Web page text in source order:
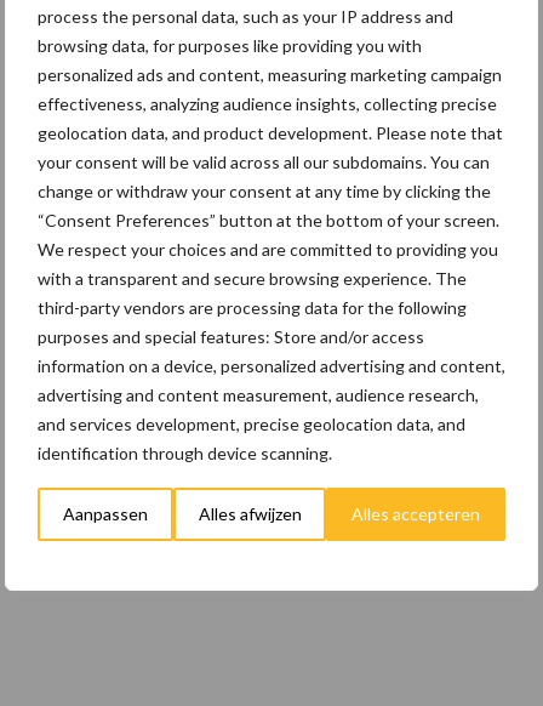
process the personal data, such as your IP address and
browsing data, for purposes like providing you with
personalized ads and content, measuring marketing campaign
effectiveness, analyzing audience insights, collecting precise
geolocation data, and product development. Please note that
your consent will be valid across all our subdomains. You can
change or withdraw your consent at any time by clicking the
“Consent Preferences” button at the bottom of your screen.
We respect your choices and are committed to providing you
with a transparent and secure browsing experience. The
third-party vendors are processing data for the following
purposes and special features: Store and/or access
information on a device, personalized advertising and content,
advertising and content measurement, audience research,
and services development, precise geolocation data, and
identification through device scanning.
Aanpassen Alles afwijzen Alles accepteren
23 dec
10 praktisch tips om je voor te
bereiden op mogelijke uitval van het
stroomnet
23 dec
EU-pluimveesector groeit door,
maar tempo vlakt af
22 dec
Kwaliteit als wapen tegen
internationale handelsdruk in de
veeteeltsector
22 dec
BoerenPerspectief en Erfcoaching
Overijssel: ondersteuning bij grote
keuzes
Toon meer